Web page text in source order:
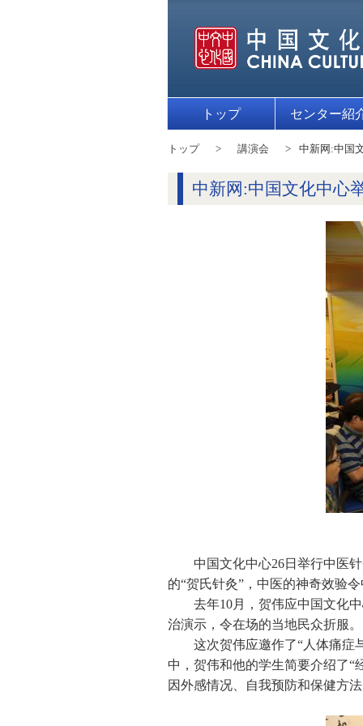
トップ センター紹
トップ 講演会 中新网:中国
中新网:中国文化中心
中国文化中心26日举行中医
的“贺氏针灸”，中医的神奇效验
去年10月，贺伟应中国文化
治演示，令在场的当地民众折服。
这次贺伟应邀作了“人体痛症
中，贺伟和他的学生简要介绍了“
因外感情况、自我预防和保健方